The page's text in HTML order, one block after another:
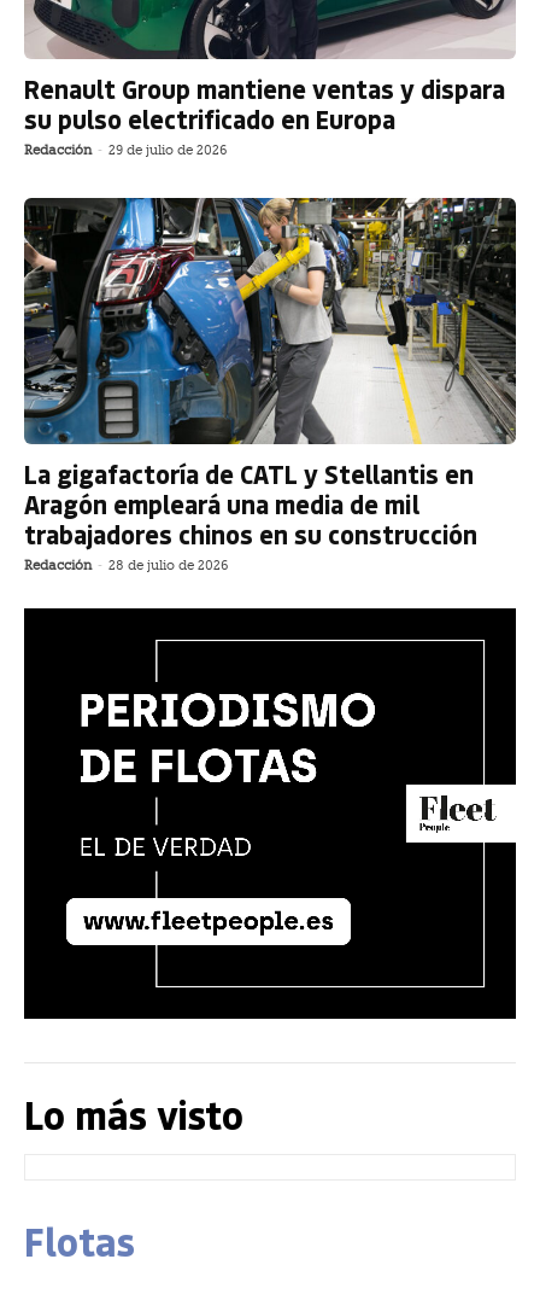
Renault Group mantiene ventas y dispara
su pulso electrificado en Europa
Redacción - 29 de julio de 2026
La gigafactoría de CATL y Stellantis en
Aragón empleará una media de mil
trabajadores chinos en su construcción
Redacción - 28 de julio de 2026
Lo más visto
Flotas